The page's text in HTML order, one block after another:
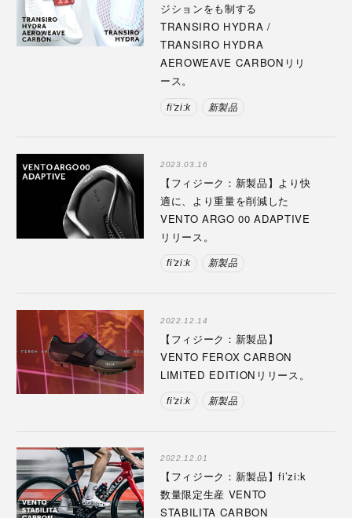
ジションをも制する
TRANSIRO HYDRA /
TRANSIRO HYDRA
AEROWEAVE CARBONリリ
ース。
fi'zi:k 新製品
2023.03.16
【フィジーク：新製品】より快
適に、より重量を削減した
VENTO ARGO 00 ADAPTIVE
リリース。
fi'zi:k 新製品
2022.12.14
【フィジーク：新製品】
VENTO FEROX CARBON
LIMITED EDITIONリリース。
fi'zi:k 新製品
2022.12.01
【フィジーク：新製品】fi’zi:k
数量限定生産 VENTO
STABILITA CARBON